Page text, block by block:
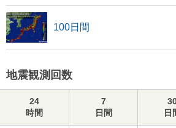
100日間
地震観測回数
24
時間
7
日間
日